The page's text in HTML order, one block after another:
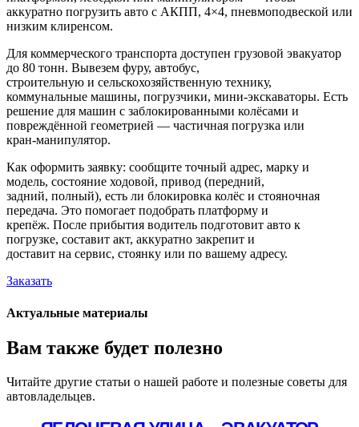
аккуратно погрузить авто с АКПП, 4×4, пневмоподвеской или
низким клиренсом.
Для коммерческого транспорта доступен грузовой эвакуатор
до 80 тонн. Вывезем фуру, автобус,
строительную и сельскохозяйственную технику,
коммунальные машины, погрузчики, мини-экскаваторы. Есть
решение для машин с заблокированными колёсами и
повреждённой геометрией — частичная погрузка или
кран-манипулятор.
Как оформить заявку: сообщите точный адрес, марку и
модель, состояние ходовой, привод (передний,
задний, полный), есть ли блокировка колёс и стояночная
передача. Это помогает подобрать платформу и
крепёж. После прибытия водитель подготовит авто к
погрузке, составит акт, аккуратно закрепит и
доставит на сервис, стоянку или по вашему адресу.
Заказать
Актуальные материалы
Вам также будет полезно
Читайте другие статьи о нашей работе и полезные советы для
автовладельцев.